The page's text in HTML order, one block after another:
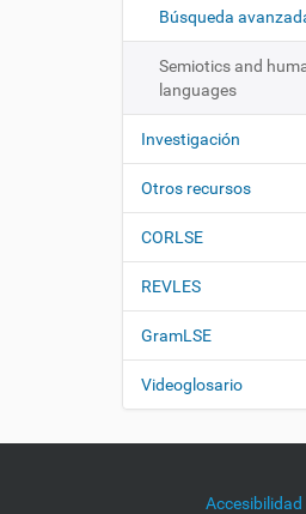
n
Búsqueda
Semiotics and
languages
Investigación
Otros recursos
CORLSE
REVLES
GramLSE
Videoglosario
Accesibilidad